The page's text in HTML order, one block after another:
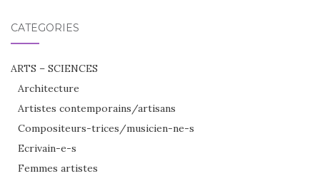
CATÉGORIES
ARTS – SCIENCES
Architecture
Artistes contemporains/artisans
Compositeurs-trices/musicien-ne-s
Ecrivain-e-s
Femmes artistes